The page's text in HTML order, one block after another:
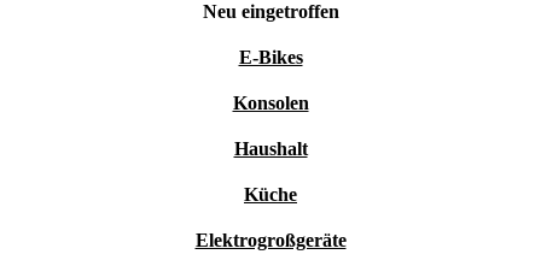
Neu eingetroffen
E-Bikes
Konsolen
Haushalt
Küche
Elektrogroßgeräte